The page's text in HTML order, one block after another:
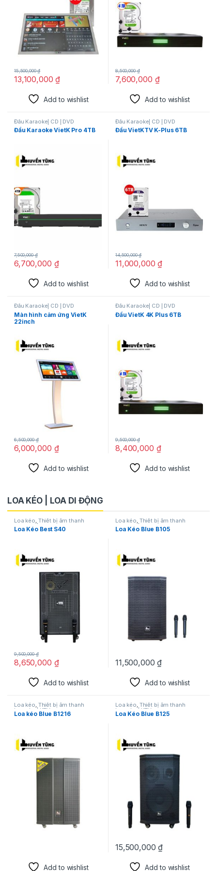
13,100,000₫
15,500,000₫
Add to wishlist
7,600,000 ₫
8,500,000₫
Add to wishlist
Đầu Karaoke| CD | DVD
Đầu Karaoke VietK Pro 4TB
6,700,000 ₫
7,500,000₫
Add to wishlist
Đầu Karaoke| CD | DVD
Đầu VietKTV K-Plus 6TB
11,000,000₫
14,500,000₫
Add to wishlist
Đầu Karaoke| CD | DVD
Màn hình cảm ứng VietK
22inch
6,000,000 ₫
6,500,000₫
Add to wishlist
Đầu Karaoke| CD | DVD
Đầu VietK 4K Plus 6TB
8,400,000 ₫
9,500,000₫
Add to wishlist
LOA KÉO | LOA DI ĐỘNG
Loa kéo Thiết bị âm thanh
karaoke | KTV
Loa Kéo Best S40
8,650,000 ₫
9,500,000₫
Add to wishlist
Loa kéo Thiết bị âm thanh
karaoke | KTV
Loa Kéo Blue B105
11,500,000₫
Add to wishlist
Loa kéo, Thiết bị âm thanh
karaoke | KTV
Loa kéo Blue B1216
Add to wishlist
Loa kéo, Thiết bị âm thanh
karaoke | KTV
Loa Kéo Blue B125
15,500,000₫
Add to wishlist